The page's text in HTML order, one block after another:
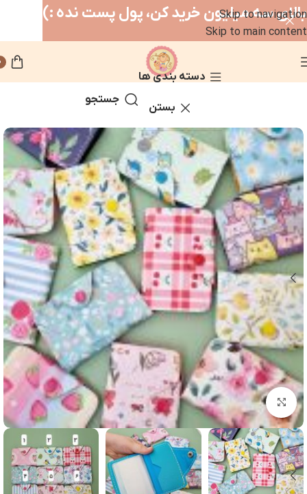
Skip to navigation
Skip to main content
دسته بندی ها
بستن
جستجو
برای بزرگنمایی کلیک کنید
بالای سه میلیون خرید کن، پول پست نده :)